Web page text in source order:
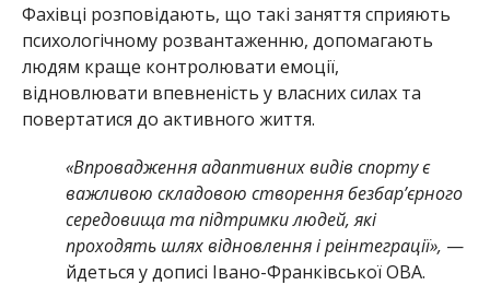
Фахівці розповідають, що такі заняття сприяють
психологічному розвантаженню, допомагають
людям краще контролювати емоції,
відновлювати впевненість у власних силах та
повертатися до активного життя.
«Впровадження адаптивних видів спорту є
важливою складовою створення безбар’єрного
середовища та підтримки людей, які
проходять шлях відновлення і реінтеграції», —
йдеться у дописі Івано-Франківської ОВА.